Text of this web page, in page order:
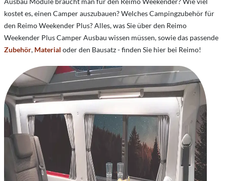
kostet es, einen Camper auszubauen?Welches Campingzubehör für
den Reimo Weekender Plus? Alles, was Sie über den Reimo
Weekender Plus Camper Ausbau wissen müssen, sowie das passende
Zubehör, Material oder den Bausatz - finden Sie hier bei Reimo!